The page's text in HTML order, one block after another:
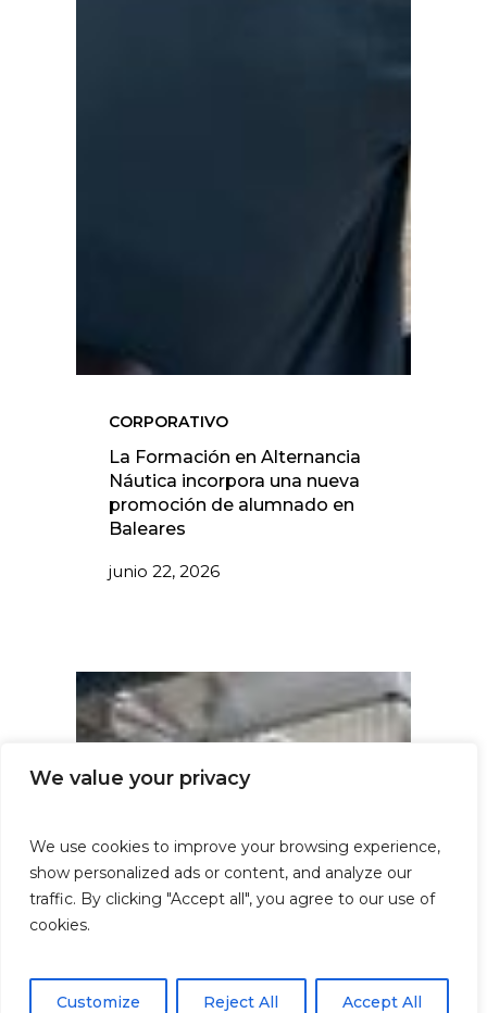
We value your privacy
We use cookies to improve your browsing experience,
show personalized ads or content, and analyze our
traffic. By clicking "Accept all", you agree to our use of
cookies.
Customize Reject All Accept All
CORPORATIVO
La Formación en Alternancia
Náutica incorpora una nueva
promoción de alumnado en
Baleares
junio 22, 2026